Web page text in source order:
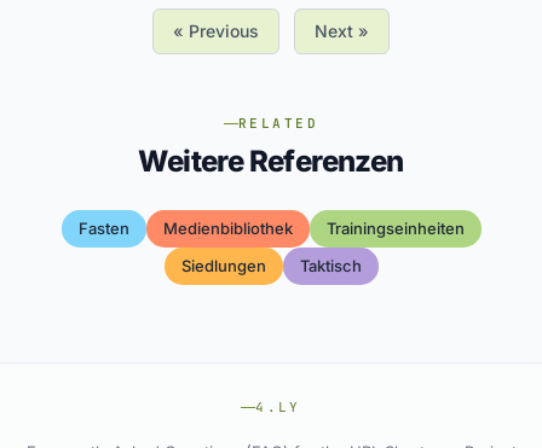
« Previous Next »
RELATED
Weitere Referenzen
Fasten Medienbibliothek
Trainingseinheiten
Siedlungen
Taktisch
4.LY